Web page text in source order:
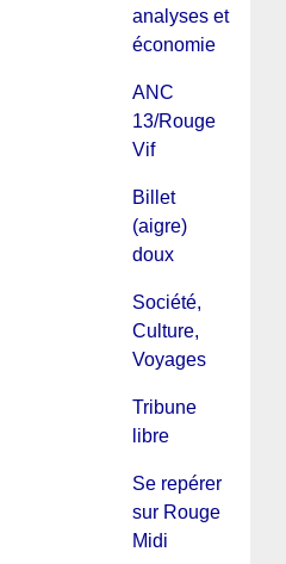
analyses et
économie
ANC
13/Rouge
Vif
Billet
(aigre)
doux
Société,
Culture,
Voyages
Tribune
libre
Se repérer
sur Rouge
Midi